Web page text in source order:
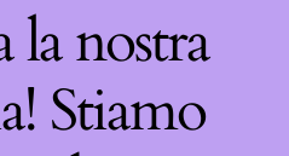
la nostra
Stiamo